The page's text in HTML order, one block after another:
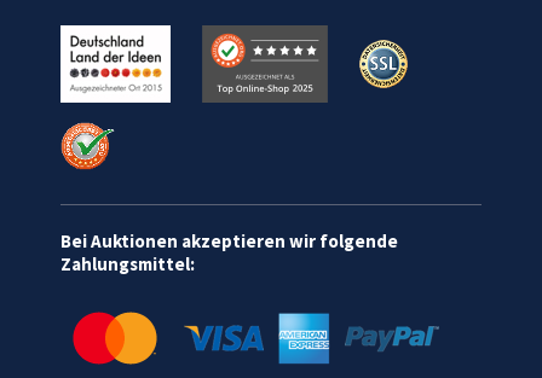
Bei Auktionen akzeptieren wir folgende
Zahlungsmittel: